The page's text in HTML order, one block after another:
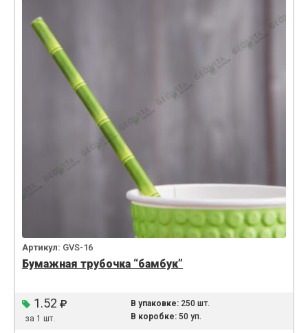
Артикул: GVS-16
Бумажная трубочка “бамбук”
1.52
за 1 шт.
В упаковке:250 шт.
В коробке:50 уп.